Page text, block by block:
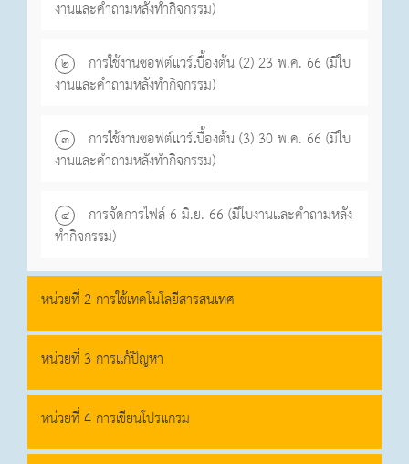
งานและคำถามหลังทำกิจกรรม)
๒
การใช้งานซอฟต์แวร์เบื้องต้น (2) 23 พ.ค. 66 (มีใบ
งานและคำถามหลังทำกิจกรรม)
๓
การใช้งานซอฟต์แวร์เบื้องต้น (3) 30 พ.ค. 66 (มีใบ
งานและคำถามหลังทำกิจกรรม)
๔
การจัดการไฟล์ 6 มิ.ย. 66 (มีใบงานและคำถามหลัง
ทำกิจกรรม)
หน่วยที่ 2 การใช้เทคโนโลยีสารสนเทศ
หน่วยที่ 3 การแก้ปัญหา
หน่วยที่ 4 การเขียนโปรแกรม